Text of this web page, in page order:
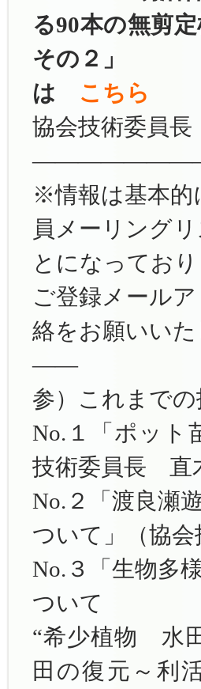
る90本の無剪
その２」
は
こちら
協会技術委員
※情報は基本的
員メーリング
とになっており
ご登録メール
絡をお願いいた
——
参）これまで
No.１「ポット
技術委員長 直
No.２「渡良瀬
ついて」（協
No.３「生物多
ついて
“希少植物 水
田の復元～利